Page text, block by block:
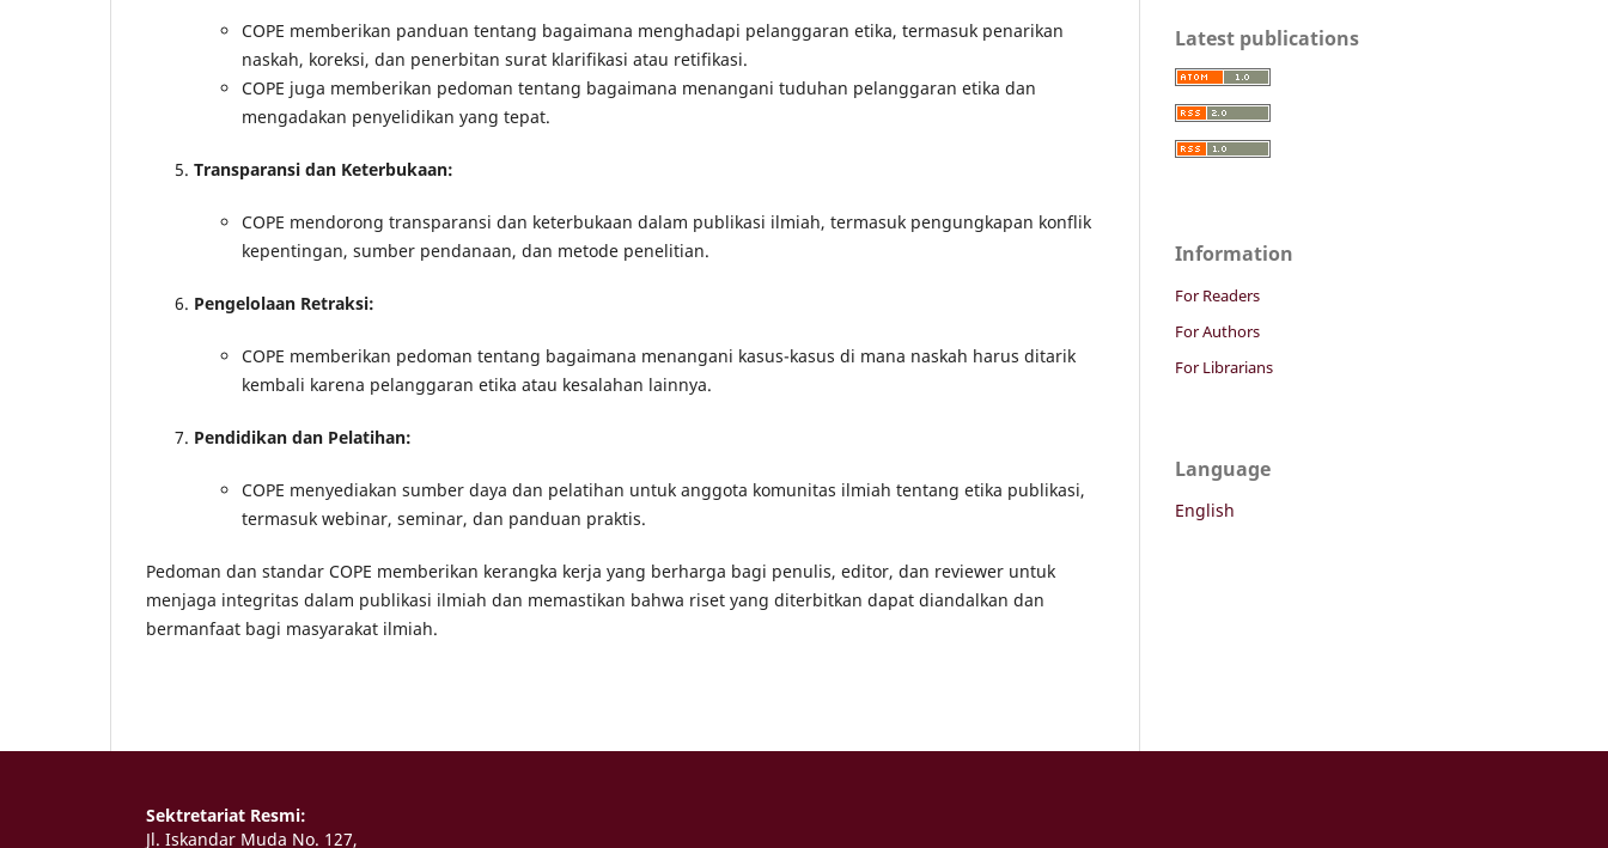
COPE memberikan panduan tentang bagaimana menghadapi pelanggaran etika, termasuk penarikan
naskah, koreksi, dan penerbitan surat klarifikasi atau retifikasi.
COPE juga memberikan pedoman tentang bagaimana menangani tuduhan pelanggaran etika dan
mengadakan penyelidikan yang tepat.
Transparansi dan Keterbukaan:
COPE mendorong transparansi dan keterbukaan dalam publikasi ilmiah, termasuk pengungkapan konflik
kepentingan, sumber pendanaan, dan metode penelitian.
Pengelolaan Retraksi:
COPE memberikan pedoman tentang bagaimana menangani kasus-kasus di mana naskah harus ditarik
kembali karena pelanggaran etika atau kesalahan lainnya.
Pendidikan dan Pelatihan:
COPE menyediakan sumber daya dan pelatihan untuk anggota komunitas ilmiah tentang etika publikasi,
termasuk webinar, seminar, dan panduan praktis.
Pedoman dan standar COPE memberikan kerangka kerja yang berharga bagi penulis, editor, dan reviewer untuk
menjaga integritas dalam publikasi ilmiah dan memastikan bahwa riset yang diterbitkan dapat diandalkan dan
bermanfaat bagi masyarakat ilmiah.
Latest publications
Information
For Readers
For Authors
For Librarians
Language
English
Sektretariat Resmi:
Jl. Iskandar Muda No. 127,